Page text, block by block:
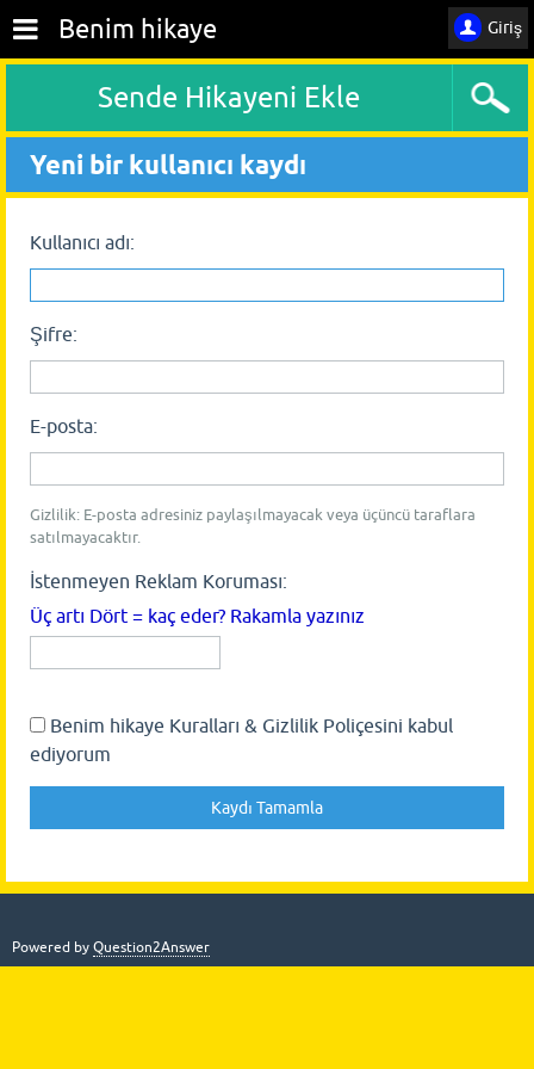
Giriş
Benim hikaye
Sende Hikayeni Ekle
Yeni bir kullanıcı kaydı
Kullanıcı adı:
Şifre:
E-posta:
Gizlilik: E-posta adresiniz paylaşılmayacak veya üçüncü taraflara
satılmayacaktır.
İstenmeyen Reklam Koruması:
Üç artı Dört = kaç eder? Rakamla yazınız
Benim hikaye Kuralları & Gizlilik Poliçesini kabul
ediyorum
Powered by Question2Answer